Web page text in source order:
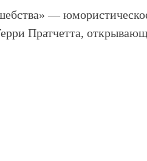
— юмористическое
Пратчетта,